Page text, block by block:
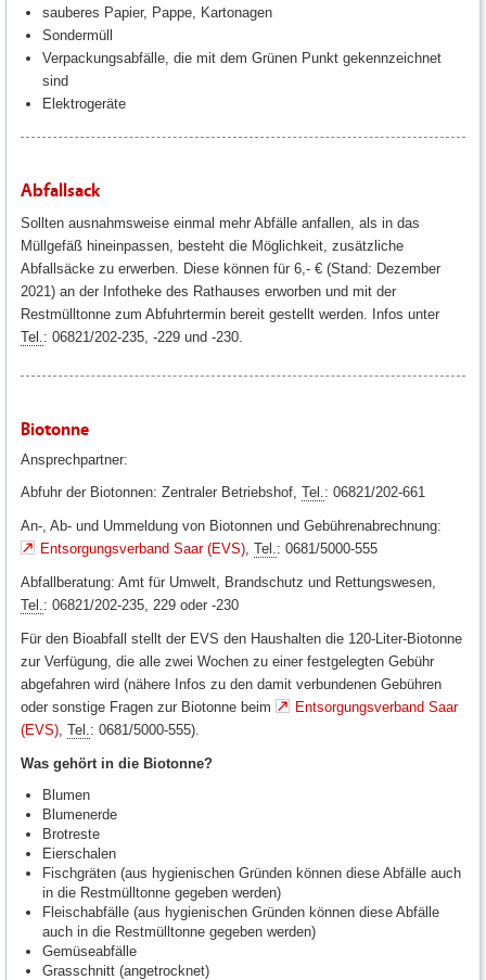
sauberes Papier, Pappe, Kartonagen
Sondermüll
Verpackungsabfälle, die mit dem Grünen Punkt gekennzeichnet
sind
Elektrogeräte
Abfallsack
Sollten ausnahmsweise einmal mehr Abfälle anfallen, als in das
Müllgefäß hineinpassen, besteht die Möglichkeit, zusätzliche
Abfallsäcke zu erwerben. Diese können für 6,- € (Stand: Dezember
2021) an der Infotheke des Rathauses erworben und mit der
Restmülltonne zum Abfuhrtermin bereit gestellt werden. Infos unter
Tel. : 06821/202-235, -229 und -230.
Biotonne
Ansprechpartner:
Abfuhr der Biotonnen: Zentraler Betriebshof, Tel. : 06821/202-661
An-, Ab- und Ummeldung von Biotonnen und Gebührenabrechnung:
Entsorgungsverband Saar (EVS) Tel. : 0681/5000-555
Abfallberatung: Amt für Umwelt, Brandschutz und Rettungswesen,
Tel. : 06821/202-235, 229 oder -230
Für den Bioabfall stellt der EVS den Haushalten die 120-Liter-Biotonne
zur Verfügung, die alle zwei Wochen zu einer festgelegten Gebühr
abgefahren wird (nähere Infos zu den damit verbundenen Gebühren
oder sonstige Fragen zur Biotonne beim
Entsorgungsverband Saar
(EVS) Tel. : 0681/5000-555).
Was gehört in die Biotonne?
Blumen
Blumenerde
Brotreste
Eierschalen
Fischgräten (aus hygienischen Gründen können diese Abfälle auch
in die Restmülltonne gegeben werden)
Fleischabfälle (aus hygienischen Gründen können diese Abfälle
auch in die Restmülltonne gegeben werden)
Gemüseabfälle
Grasschnitt (angetrocknet)